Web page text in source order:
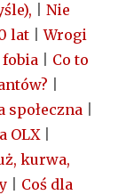
Nie
lat |Wrogi
Co to
społeczna
OLX|
kurwa,
Coś dla